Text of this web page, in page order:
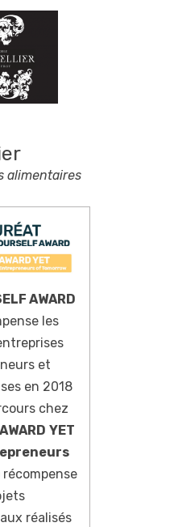
alimentaires
AWARD
les
et
en 2018
chez
AWARD YET
récompense
réalisés